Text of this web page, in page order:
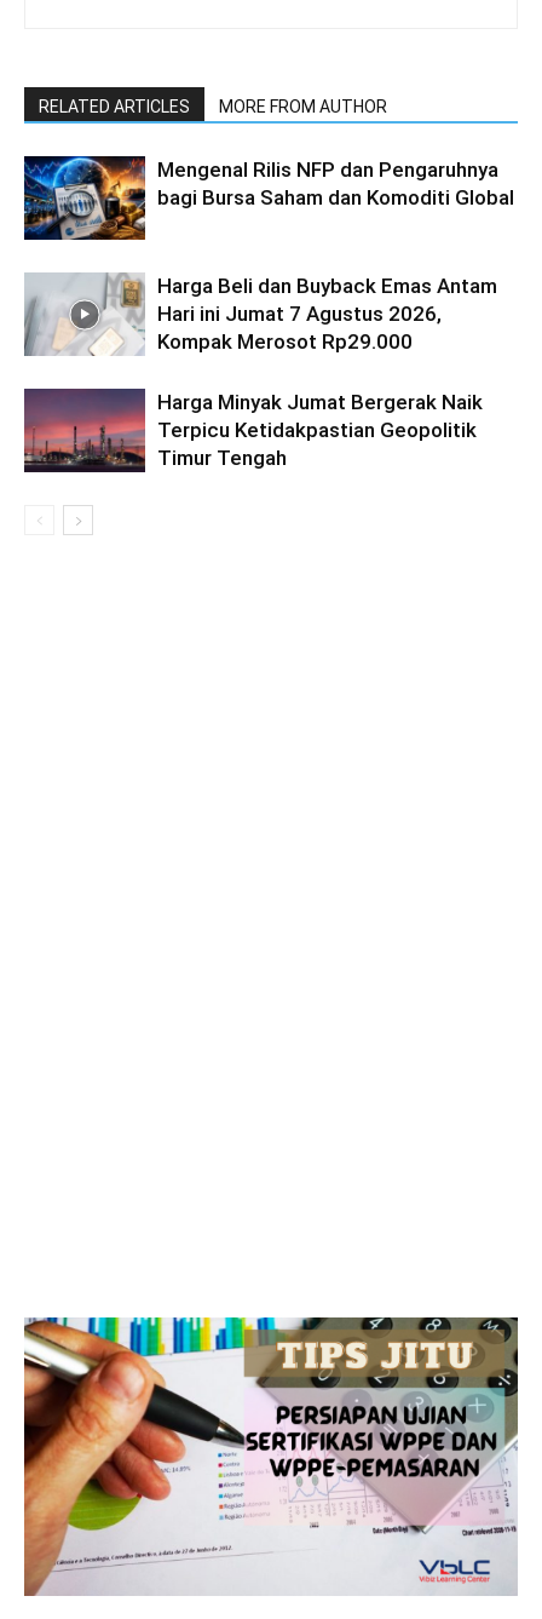
RELATED ARTICLES MORE FROM AUTHOR
Mengenal Rilis NFP dan Pengaruhnya
bagi Bursa Saham dan Komoditi Global
Harga Beli dan Buyback Emas Antam
Hari ini Jumat 7 Agustus 2026,
Kompak Merosot Rp29.000
Harga Minyak Jumat Bergerak Naik
Terpicu Ketidakpastian Geopolitik
Timur Tengah